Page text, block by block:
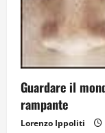
Guardare il
rampante
Lorenzo Ippoliti